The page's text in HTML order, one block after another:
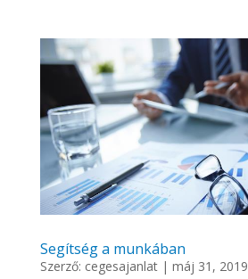
Segítség a munkában
Szerző: cegesajanlat| máj 31, 2019